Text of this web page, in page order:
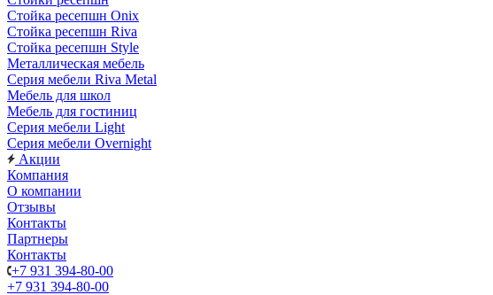
Стойка ресепшн Onix
Стойка ресепшн Riva
Стойка ресепшн Style
Металлическая мебель
Серия мебели Riva Metal
Мебель для школ
Мебель для гостиниц
Серия мебели Light
Серия мебели Overnight
Акции
Компания
О компании
Отзывы
Контакты
Партнеры
Контакты
+7 931 394-80-00
+7 931 394-80-00